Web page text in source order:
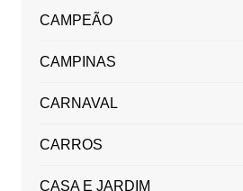
CAMPEÃO
CAMPINAS
CARNAVAL
CARROS
CASA E JARDIM